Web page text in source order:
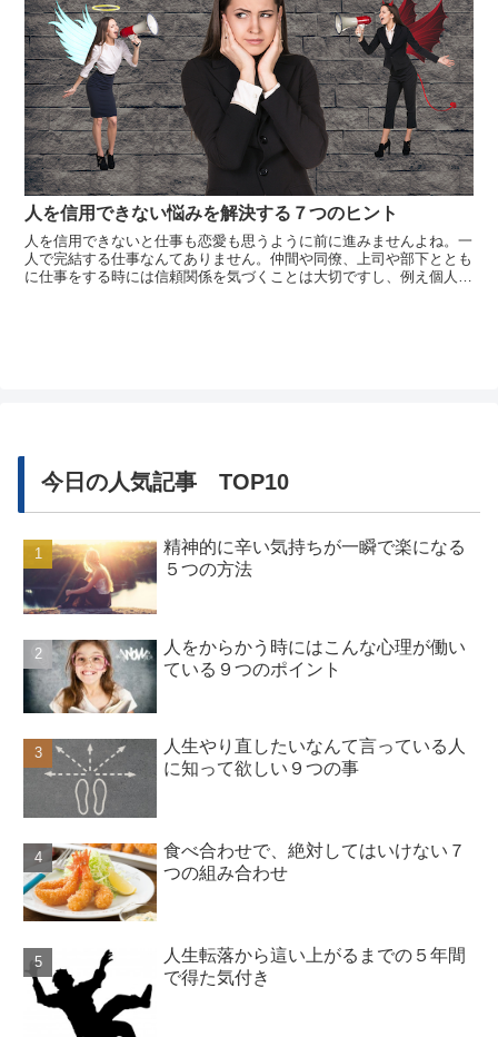
人を信用できない悩みを解決する７つのヒント
人を信用できないと仕事も恋愛も思うように前に進みませんよね。一
人で完結する仕事なんてありません。仲間や同僚、上司や部下ととも
に仕事をする時には信頼関係を気づくことは大切ですし、例え個人経
今日の人気記事 TOP10
精神的に辛い気持ちが一瞬で楽になる
５つの方法
人をからかう時にはこんな心理が働い
ている９つのポイント
人生やり直したいなんて言っている人
に知って欲しい９つの事
食べ合わせで、絶対してはいけない７
つの組み合わせ
人生転落から這い上がるまでの５年間
で得た気付き